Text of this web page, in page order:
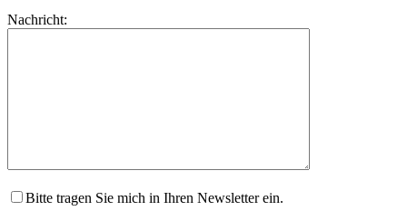
dieses
lasse
Nachricht:
Bitte tragen Sie mich in Ihren Newsletter ein.